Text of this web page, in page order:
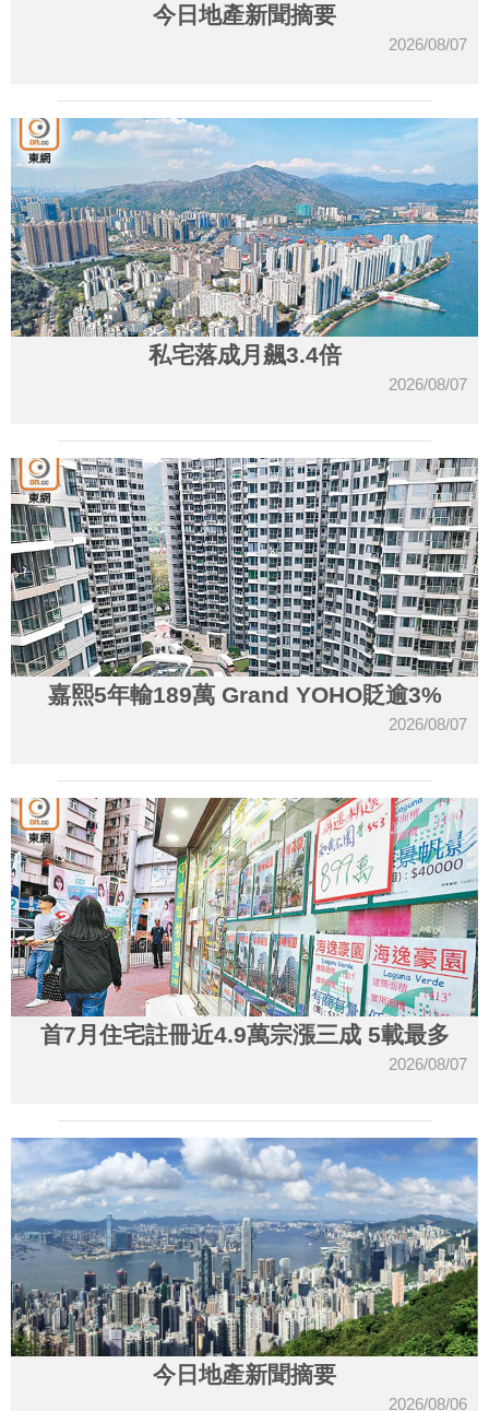
今日地產新聞摘要
2026/08/07
私宅落成月飆3.4倍
2026/08/07
嘉熙5年輸189萬 Grand YOHO貶逾3%
2026/08/07
首7月住宅註冊近4.9萬宗漲三成 5載最多
2026/08/07
今日地產新聞摘要
2026/08/06